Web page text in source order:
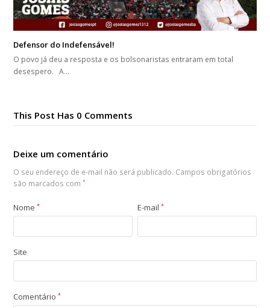
Defensor do Indefensável!
O povo já deu a resposta e os bolsonaristas entraram em total
desespero. A…
This Post Has 0 Comments
Deixe um comentário
O seu endereço de e-mail não será publicado. Campos obrigatórios
são marcados com*
Nome* E-mail*
Site
Comentário*